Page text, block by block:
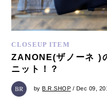
CLOSEUP ITEM
ZANONE(ザノーネ )
ニット！？
byB.R.SHOP / Dec 09,